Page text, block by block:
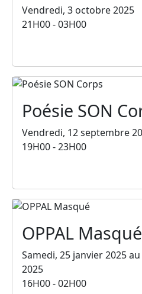
Vendredi, 3 octobre 2025
21H00 - 03H00
Poésie SON
Vendredi, 12 septembre
19H00 - 23H00
OPPAL Masqué
Samedi, 25 janvier 2025
2025
16H00 - 02H00